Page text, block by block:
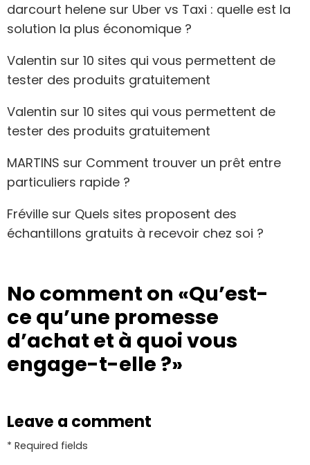
darcourt helene sur Uber vs Taxi : quelle est la
solution la plus économique ?
Valentin sur 10 sites qui vous permettent de
tester des produits gratuitement
Valentin sur 10 sites qui vous permettent de
tester des produits gratuitement
MARTINS sur Comment trouver un prêt entre
particuliers rapide ?
Fréville sur Quels sites proposent des
échantillons gratuits à recevoir chez soi ?
No comment on «Qu’est-
ce qu’une promesse
d’achat et à quoi vous
engage-t-elle ?»
Leave a comment
* Required fields